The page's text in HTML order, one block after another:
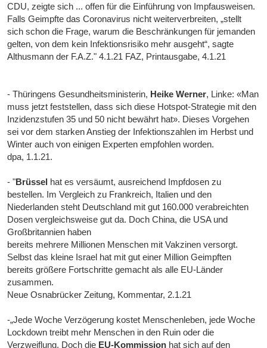
CDU, zeigte sich ... offen für die Einführung von Impfausweisen.
Falls Geimpfte das Coronavirus nicht weiterverbreiten, „stellt
sich schon die Frage, warum die Beschränkungen für jemanden
gelten, von dem kein Infektionsrisiko mehr ausgeht“, sagte
Althusmann der F.A.Z." 4.1.21 FAZ, Printausgabe, 4.1.21
- Thüringens Gesundheitsministerin, Heike Werner, Linke: «Man
muss jetzt feststellen, dass sich diese Hotspot-Strategie mit den
Inzidenzstufen 35 und 50 nicht bewährt hat». Dieses Vorgehen
sei vor dem starken Anstieg der Infektionszahlen im Herbst und
Winter auch von einigen Experten empfohlen worden.
dpa, 1.1.21.
- "Brüssel hat es versäumt, ausreichend Impfdosen zu
bestellen. Im Vergleich zu Frankreich, Italien und den
Niederlanden steht Deutschland mit gut 160.000 verabreichten
Dosen vergleichsweise gut da. Doch China, die USA und
Großbritannien haben
bereits mehrere Millionen Menschen mit Vakzinen versorgt.
Selbst das kleine Israel hat mit gut einer Million Geimpften
bereits größere Fortschritte gemacht als alle EU-Länder
zusammen.
Neue Osnabrücker Zeitung, Kommentar, 2.1.21
-„Jede Woche Verzögerung kostet Menschenleben, jede Woche
Lockdown treibt mehr Menschen in den Ruin oder die
Verzweiflung. Doch die EU-Kommission hat sich auf den